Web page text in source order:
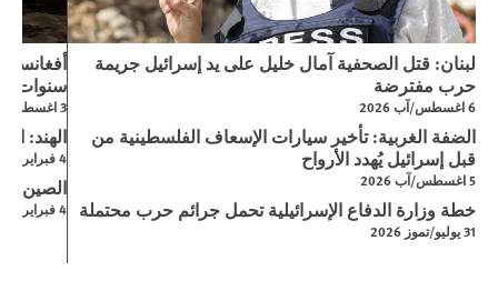
لبنان: قتل الصحفية آمال خليل على يد إسرائيل جريمة
حرب مفترضة
6 اغسطس/آب 2026
الضفة الغربية: تأخير سيارات الإسعاف الفلسطينية من
قبل إسرائيل يُهدد الأرواح
5 اغسطس/آب 2026
خطة وزارة الدفاع الإسرائيلية تحمل جرائم حرب محتملة
31 يوليو/تموز 2026
سنوات
3 اغسطس/آب 2026
الهند:
4 فبراير/شباط 2026
الصين:
4 فبراير/شباط 2026